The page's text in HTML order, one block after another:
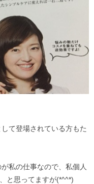
て登場されている方もた
私の仕事なので、私個人
と思ってますが(*^^*)